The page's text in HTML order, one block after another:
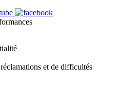
et de difficultés